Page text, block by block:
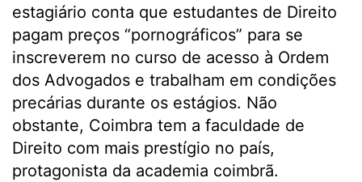
estagiário conta que estudantes de Direito
pagam preços “pornográficos” para se
inscreverem no curso de acesso à Ordem
dos Advogados e trabalham em condições
precárias durante os estágios. Não
obstante, Coimbra tem a faculdade de
Direito com mais prestígio no país,
protagonista da academia coimbrã.